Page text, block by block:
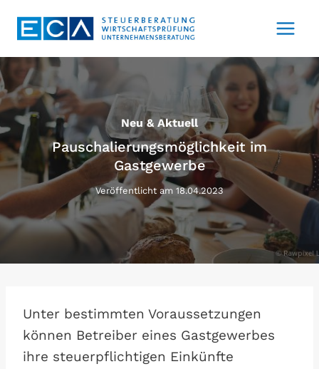
Inhalt
Neu & Aktuell
Pauschalierungsmöglichkeit im
Gastgewerbe
Veröffentlicht am 18.04.2023
Unter bestimmten Voraussetzungen
können Betreiber eines Gastgewerbes
ihre steuerpflichtigen Einkünfte